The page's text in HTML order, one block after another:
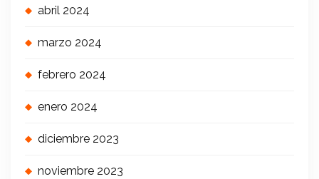
abril 2024
marzo 2024
febrero 2024
enero 2024
diciembre 2023
noviembre 2023